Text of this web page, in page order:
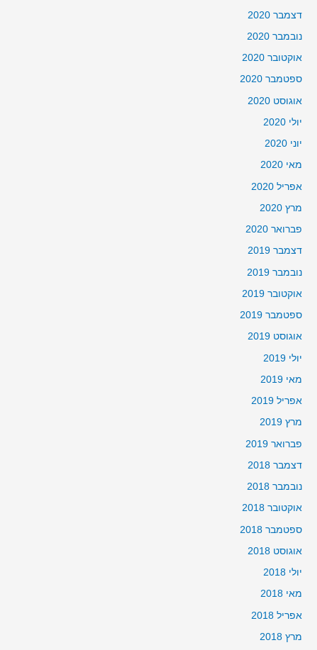
דצמבר 2020
נובמבר 2020
אוקטובר 2020
ספטמבר 2020
אוגוסט 2020
יולי 2020
יוני 2020
מאי 2020
אפריל 2020
מרץ 2020
פברואר 2020
דצמבר 2019
נובמבר 2019
אוקטובר 2019
ספטמבר 2019
אוגוסט 2019
יולי 2019
מאי 2019
אפריל 2019
מרץ 2019
פברואר 2019
דצמבר 2018
נובמבר 2018
אוקטובר 2018
ספטמבר 2018
אוגוסט 2018
יולי 2018
מאי 2018
אפריל 2018
מרץ 2018